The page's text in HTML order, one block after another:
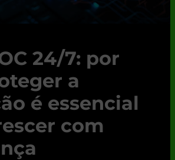
24/7: por
a
é essencial
com